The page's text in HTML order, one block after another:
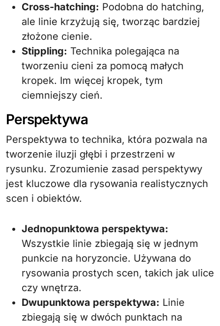
Cross-hatching: Podobna do hatching,
ale linie krzyżują się, tworząc bardziej
złożone cienie.
Stippling: Technika polegająca na
tworzeniu cieni za pomocą małych
kropek. Im więcej kropek, tym
ciemniejszy cień.
Perspektywa
Perspektywa to technika, która pozwala na
tworzenie iluzji głębi i przestrzeni w
rysunku. Zrozumienie zasad perspektywy
jest kluczowe dla rysowania realistycznych
scen i obiektów.
Jednopunktowa perspektywa:
Wszystkie linie zbiegają się w jednym
punkcie na horyzoncie. Używana do
rysowania prostych scen, takich jak ulice
czy wnętrza.
Dwupunktowa perspektywa: Linie
zbiegają się w dwóch punktach na